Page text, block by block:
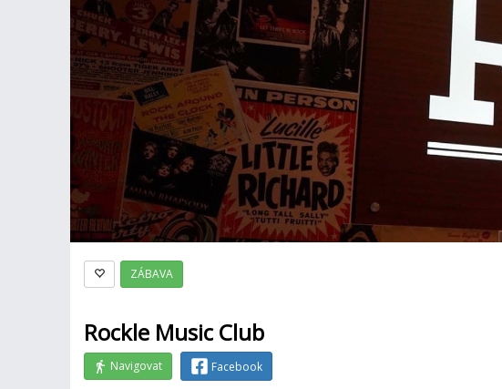
ZÁBAVA
Rockle Music Club
Navigovat Facebook